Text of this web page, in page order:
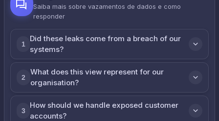
Saiba mais sobre vazamentos de dados e como
responder
1
Did these leaks come from a breach of our
systems?
2
What does this view represent for our
organisation?
3
How should we handle exposed customer
accounts?